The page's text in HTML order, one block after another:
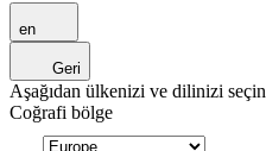
en
Geri
Aşağıdan ülkenizi ve dilinizi seçin
Coğrafi bölge